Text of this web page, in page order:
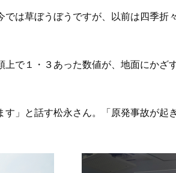
は草ぼうぼうですが、以前は四季
で１・３あった数値が、地面にか
」と話す松永さん。「原発事故が